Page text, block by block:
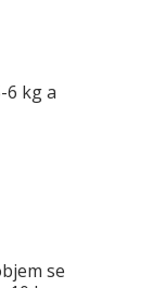
6 kg a
se